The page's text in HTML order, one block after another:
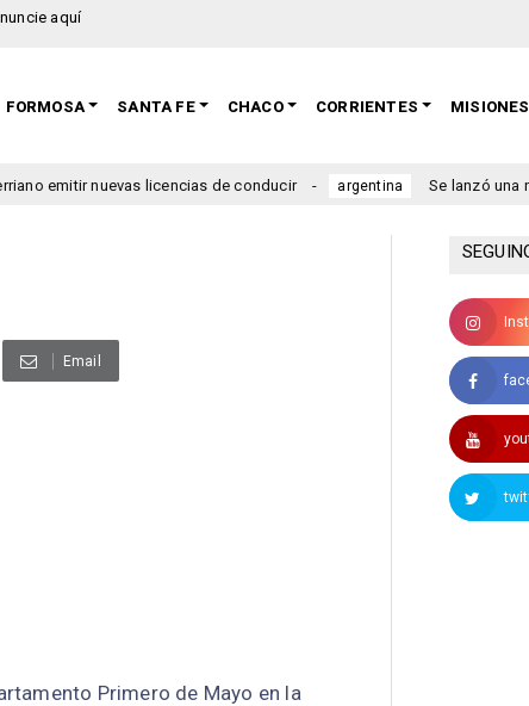
aquí
FORMOSA SANTA FE CHACO CORRIENTES MISIONES
licencias de conducir argentina Se lanzó una nueva
Email
Primero de Mayo en la